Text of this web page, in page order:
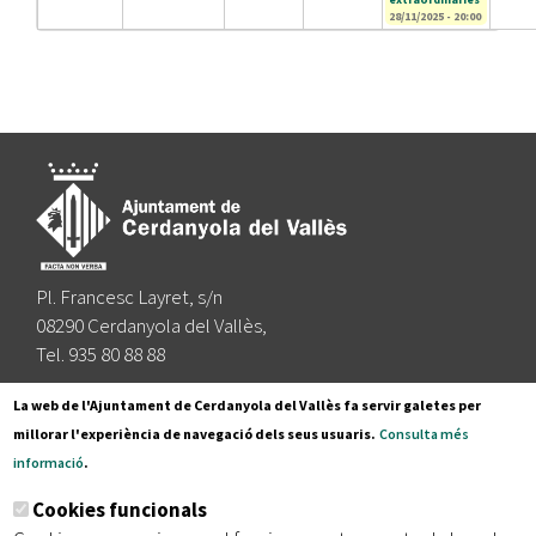
28/11/2025 - 20:00
Pl. Francesc Layret, s/n
08290 Cerdanyola del Vallès,
Tel. 935 80 88 88
Segueix-nos a:
Subscriu-te al nostre butlletí
La web de l'Ajuntament de Cerdanyola del Vallès fa servir galetes per
millorar l'experiència de navegació dels seus usuaris. Consulta més
informació.
Cookies funcionals